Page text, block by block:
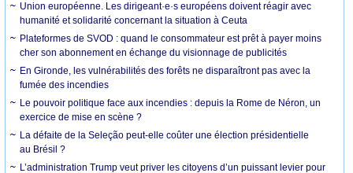
Union européenne. Les dirigeant·e·s européens doivent réagir avec
humanité et solidarité concernant la situation à Ceuta
Plateformes de SVOD : quand le consommateur est prêt à payer moins
cher son abonnement en échange du visionnage de publicités
En Gironde, les vulnérabilités des forêts ne disparaîtront pas avec la
fumée des incendies
Le pouvoir politique face aux incendies : depuis la Rome de Néron, un
exercice de mise en scène ?
La défaite de la Seleção peut-elle coûter une élection présidentielle
au Brésil ?
L’administration Trump veut priver les citoyens d’un puissant levier pour